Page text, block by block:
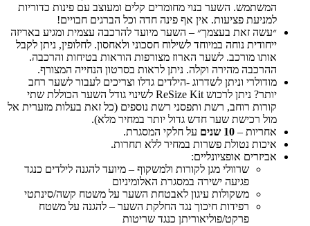
המשתמש. השער בנוי מחומרים קלים ומעוצב עם פינות כדוריות
למניעת פציעות. אין אף פינה חדה וכל הברגים חבויים!
״עשה זאת בעצמך״ – השער מיועד להרכבה עצמית ומגיע באריזה
ייחודית נוחה במיוחד לשילוח חסכוני ולאחסון. לחלופין, ניתן לקבל
אותו מורכב. לשער הארוז מצורפות הוראות בטיחות והרכבה.
ההרכבה מהירה וקלה. ניתן לראות בסרטון הנחייה המצורף.
מודולרי וניתן לשדרוג -הילדים גדלו וצריכים לעבור לשער רחב
יותר? ניתן לרכוש ReSize Kit לשינוי גודל השער הכוללת שתי
קורות רוחב, רשת ותפסני רשת נוספים (כל זאת בעלות מזערית אל
מול רכישת שער חדש גדול יותר במחיר מלא).
אחריות –
על חלקי המסגרת.
איכות נטולת פשרות במחיר ללא תחרות.
אביזרים אופציונליים:
שרוולי מגן לקורות ולמשקוף – מיועד להגנה לילדים כנגד
פגיעה ישירה במסגרת האלומיניום
משקולות עיגון לאבטחת השער על משטח קשה/סינתטי
רפידות חיכוך נגד החלקת השער – להגנה על משטח
פרקט/פוליאוריתן כנגד שריטות